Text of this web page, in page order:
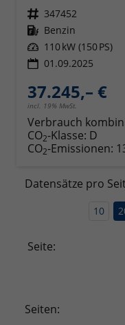
Fahrzeugnr. 347452
Kraftstoff Benzin
Leistung 110 kW (150 PS)
01.09.2025
37.245,– €
incl. 19% MwSt.
Verbrauch
CO2-Klasse: D
CO2-Emissionen:
Datensätze pro
10
Seite:
Seiten: